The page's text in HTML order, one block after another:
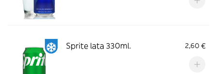
Sprite lata 330ml. 2,60 €